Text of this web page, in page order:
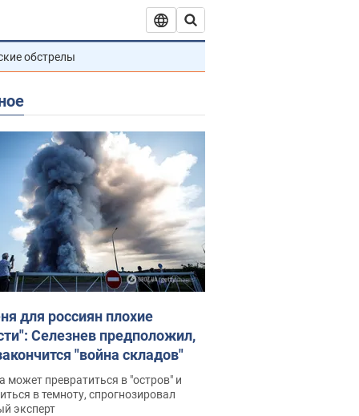
обстрелы
для россиян плохие
Селезнев предположил,
"война складов"
может превратиться в "остров" и
в темноту, спрогнозировал
эксперт